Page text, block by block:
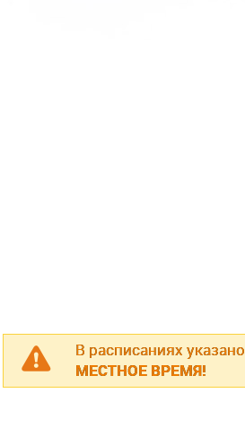
В расписаниях указано
МЕСТНОЕ ВРЕМЯ!